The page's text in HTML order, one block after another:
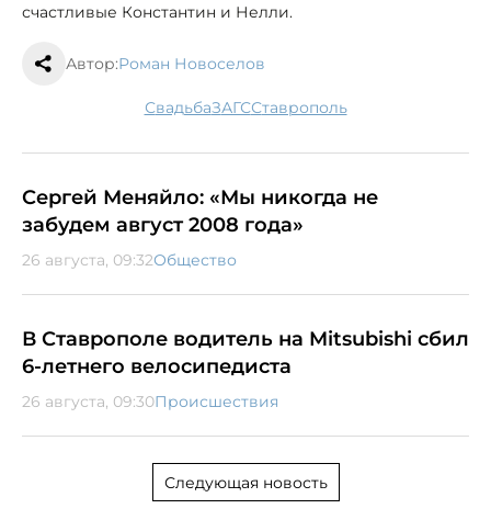
счастливые Константин и Нелли.
Автор:Роман Новоселов
свадьба ЗАГС Ставрополь
Сергей Меняйло: «Мы никогда не
забудем август 2008 года»
26 августа, 09:32Общество
В Ставрополе водитель на Mitsubishi сбил
6-летнего велосипедиста
26 августа, 09:30Происшествия
Следующая новость